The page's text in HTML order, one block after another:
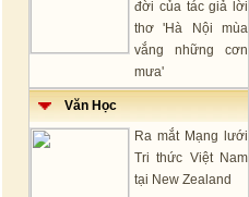
đời của tác giả lời
thơ 'Hà Nội mùa
vắng những cơn
mưa'
Văn Học
Ra mắt Mạng lưới
Tri thức Việt Nam
tại New Zealand